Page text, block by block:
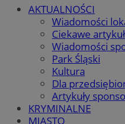
AKTUALNOŚCI
Wiadomości
Ciekawe
Wiadomości
Park Śląski
Kultura
Dla
Artykuły
KRYMINALNE
MIASTO